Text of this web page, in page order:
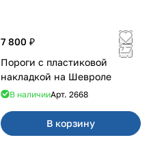
7 800 ₽
Пороги с пластиковой
накладкой на Шевроле
В наличииАрт. 2668
В корзину